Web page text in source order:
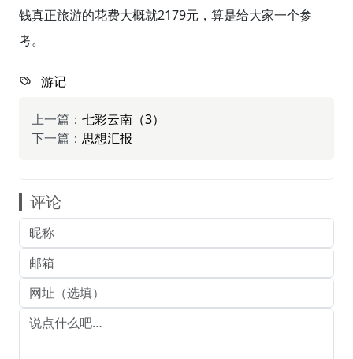
钱真正旅游的花费大概就2179元，算是给大家一个参
考。
游记
上一篇： 七彩云南（3）
下一篇： 思想汇报
评论